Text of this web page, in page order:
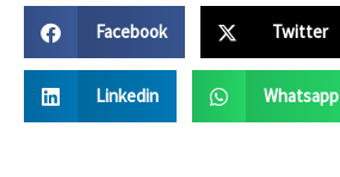
Facebook Twitter
Linkedin Whatsapp